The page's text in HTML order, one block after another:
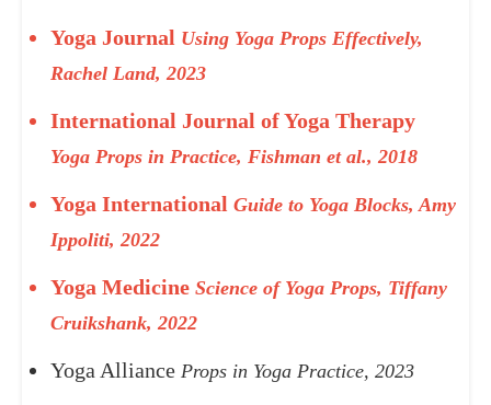
Yoga Journal Using Yoga Props Effectively,
Rachel Land, 2023
International Journal of Yoga Therapy
Yoga Props in Practice, Fishman et al., 2018
Yoga International Guide to Yoga Blocks, Amy
Ippoliti, 2022
Yoga Medicine Science of Yoga Props, Tiffany
Cruikshank, 2022
Yoga Alliance Props in Yoga Practice, 2023